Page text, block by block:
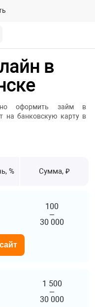
в
оформить займ в
на банковскую карту в
% Сумма, ₽
100
–
30 000
1 500
–
30 000